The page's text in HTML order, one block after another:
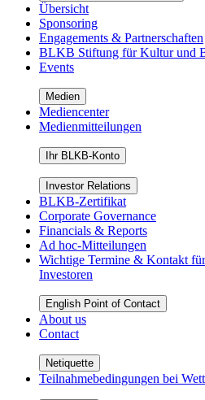
Übersicht
Sponsoring
Engagements & Partnerschaften
BLKB Stiftung für Kultur und
Events
Medien
Mediencenter
Medienmitteilungen
Ihr BLKB-Konto
Investor Relations
BLKB-Zertifikat
Corporate Governance
Financials & Reports
Ad hoc-Mitteilungen
Wichtige Termine & Kontakt
Investoren
English Point of Contact
About us
Contact
Netiquette
Teilnahmebedingungen bei